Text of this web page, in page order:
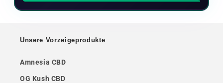
Unsere Vorzeigeprodukte
Amnesia CBD
OG Kush CBD